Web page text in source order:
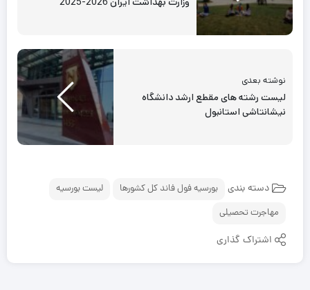
نوشته بعدی
لیست رشته های مقطع ارشد دانشگاه
نیشانتاشی استانبول
دسته بندی بورسیه فول فاند کل کشورها
لیست بورسیه
مهاجرت تحصیلی
اشتراک گذاری